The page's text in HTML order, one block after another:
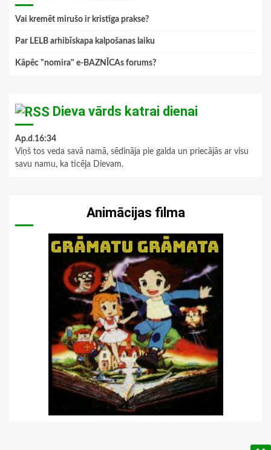
Vai kremēt mirušo ir kristīga prakse?
Par LELB arhibīskapa kalpošanas laiku
Kāpēc "nomira" e-BAZNĪCAs forums?
Dieva vārds katrai dienai
Ap.d.16:34
Viņš tos veda savā namā, sēdināja pie galda un priecājās ar visu
savu namu, ka ticēja Dievam.
Animācijas filma